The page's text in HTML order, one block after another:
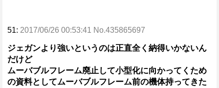
51: 2017/06/26 00:53:41 No.435865697
ジェガンより強いというのは正直全く納得いかないん
だけど
ムーバブルフレーム廃止して小型化に向かってくため
の資料としてムーバブルフレーム前の機体持ってきた